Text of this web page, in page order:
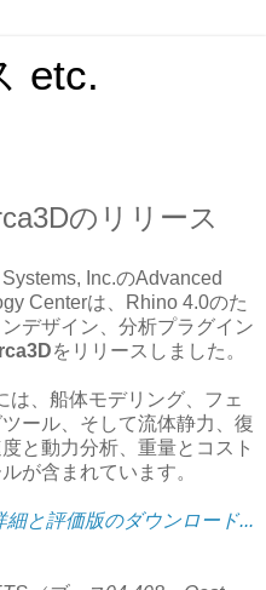
etc.
のリリース
Inc.のAdvanced
Centerは、Rhino 4.0のた
デザイン、分析プラグイン
をリリースしました。
は、船体モデリング、フェ
ール、そして流体静力、復
と動力分析、重量とコスト
が含まれています。
細と評価版のダウンロード...